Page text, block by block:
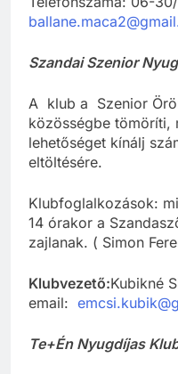
Szandai Szenior
A klub a Szenior
közösségbe
lehetőséget kínálj
eltöltésére.
Klubfoglalkozások:
14 órakor a
zajlanak. ( Simon
Klubvezető:Kubikné
email:
Te+Én Nyugdíjas